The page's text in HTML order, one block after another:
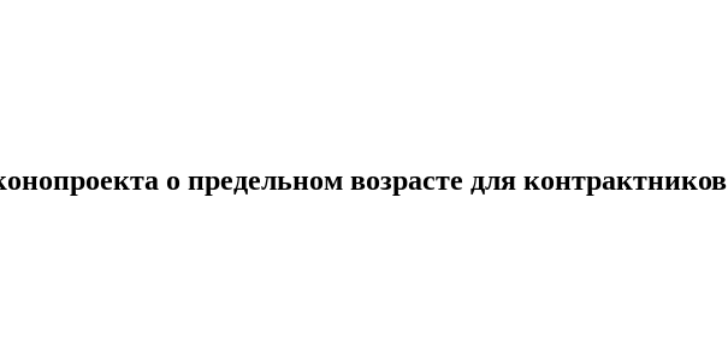
о предельном возрасте для контрактников